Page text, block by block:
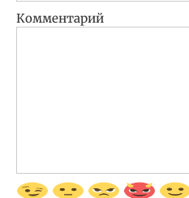
Комментарий